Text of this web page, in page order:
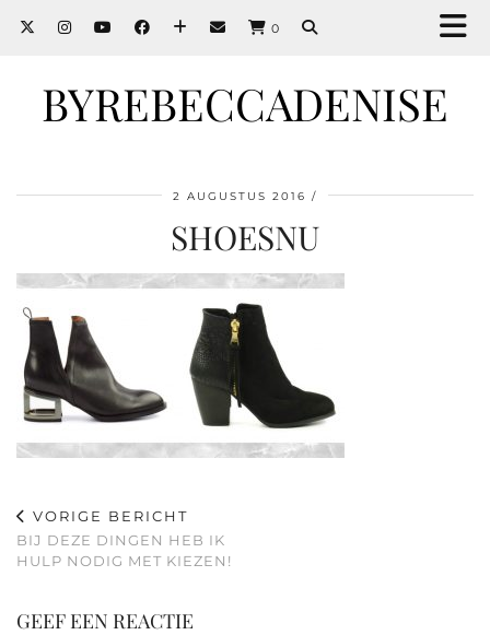
0
BYREBECCADENISE
2 AUGUSTUS 2016
SHOESNU
VORIGE BERICHT
BIJ DEZE DINGEN HEB IK
HULP NODIG MET KIEZEN!
GEEF EEN REACTIE